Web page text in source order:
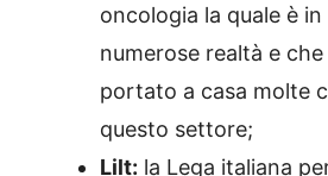
oncologia la quale è
numerose realtà e
portato a casa molte
questo settore;
Lilt: la Lega italiana